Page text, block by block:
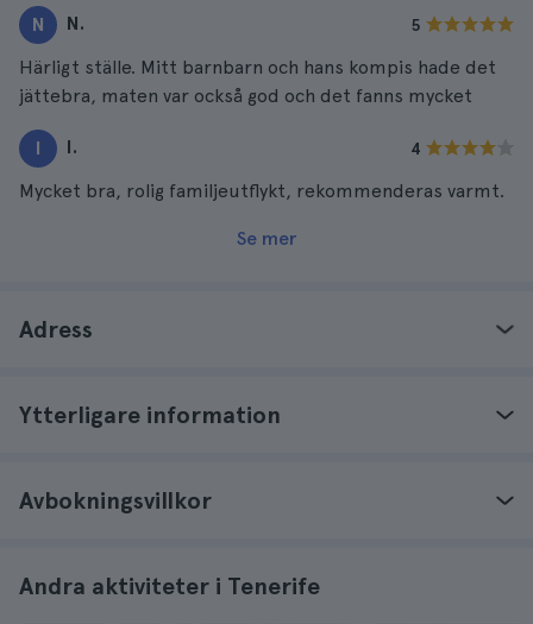
N N. 5
Härligt ställe. Mitt barnbarn och hans kompis hade det
jättebra, maten var också god och det fanns mycket
I I. 4
Mycket bra, rolig familjeutflykt, rekommenderas varmt.
Se mer
Adress
Ytterligare information
Avbokningsvillkor
Andra aktiviteter i Tenerife